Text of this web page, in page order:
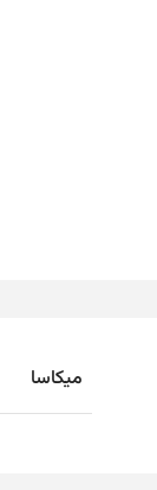
میکاسا